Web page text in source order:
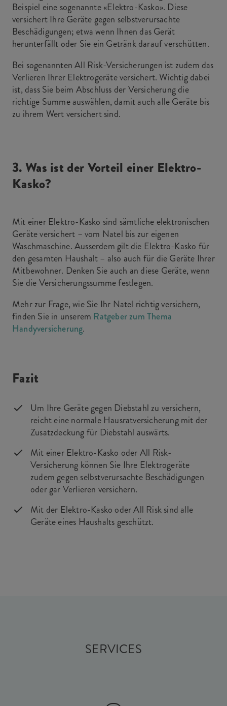
Beispiel eine sogenannte «Elektro-Kasko». Diese
versichert Ihre Geräte gegen selbstverursachte
Beschädigungen; etwa wenn Ihnen das Gerät
herunterfällt oder Sie ein Getränk darauf verschütten.
Bei sogenannten All Risk-Versicherungen ist zudem das
Verlieren Ihrer Elektrogeräte versichert. Wichtig dabei
ist, dass Sie beim Abschluss der Versicherung die
richtige Summe auswählen, damit auch alle Geräte bis
zu ihrem Wert versichert sind.
3. Was ist der Vorteil einer Elektro-
Kasko?
Mit einer Elektro-Kasko sind sämtliche elektronischen
Geräte versichert – vom Natel bis zur eigenen
Waschmaschine. Ausserdem gilt die Elektro-Kasko für
den gesamten Haushalt – also auch für die Geräte Ihrer
Mitbewohner. Denken Sie auch an diese Geräte, wenn
Sie die Versicherungssumme festlegen.
Mehr zur Frage, wie Sie Ihr Natel richtig versichern,
finden Sie in unserem Ratgeber zum Thema
Handyversicherung.
Fazit
Um Ihre Geräte gegen Diebstahl zu versichern,
reicht eine normale Hausratversicherung mit der
Zusatzdeckung für Diebstahl auswärts.
Mit einer Elektro-Kasko oder All Risk-
Versicherung können Sie Ihre Elektrogeräte
zudem gegen selbstverursachte Beschädigungen
oder gar Verlieren versichern.
Mit der Elektro-Kasko oder All Risk sind alle
Geräte eines Haushalts geschützt.
SERVICES